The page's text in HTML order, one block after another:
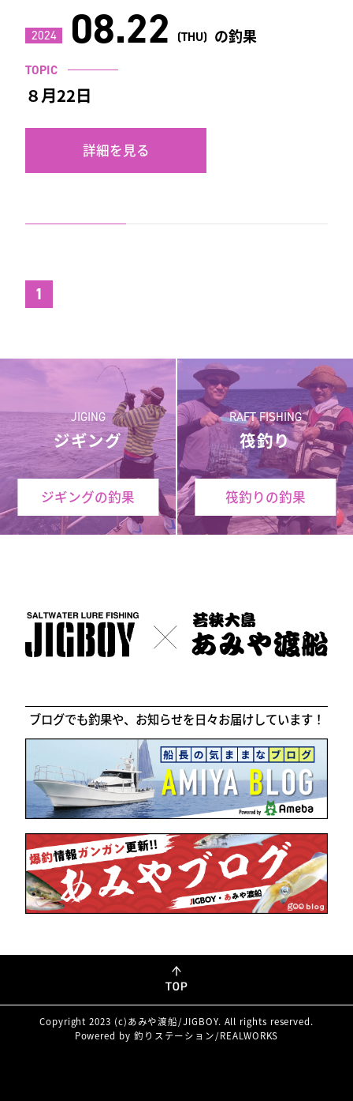
2024 08.22 (THU) の釣果
TOPIC
８月22日
詳細を見る
1
JIGING
ジギング
ジギングの釣果
RAFT FISHING
筏釣り
筏釣りの釣果
ブログでも釣果や、お知らせを日々お届けしています！
Copyright 2023 (c)あみや渡船/JIGBOY. All rights reserved.
Powered by 釣りステーション/REALWORKS